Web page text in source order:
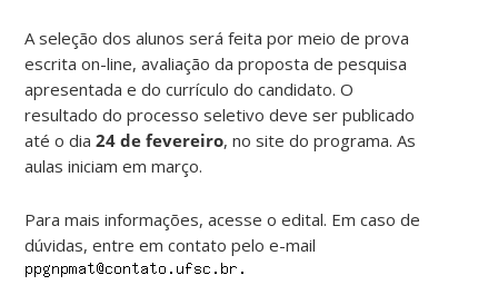
A seleção dos alunos será feita por meio de prova
escrita on-line, avaliação da proposta de pesquisa
apresentada e do currículo do candidato. O
resultado do processo seletivo deve ser publicado
até o dia24 de fevereiro, no site do programa. As
aulas iniciam em março.
Para mais informações, acesse o edital. Em caso de
dúvidas, entre em contato pelo e-mail